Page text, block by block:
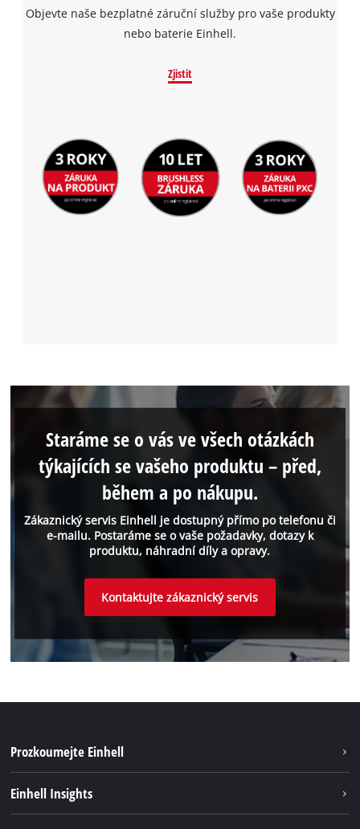
Objevte naše bezplatné záruční služby pro vaše produkty
nebo baterie Einhell.
Zjistit
Zákaznický servis Einhell je dostupný přímo po telefonu či
e-mailu. Postaráme se o vaše požadavky, dotazy k
produktu, náhradní díly a opravy.
Staráme se o vás ve všech otázkách
týkajících se vašeho produktu – před,
během a po nákupu.
Kontaktujte zákaznický servis
Prozkoumejte Einhell
Einhell Insights